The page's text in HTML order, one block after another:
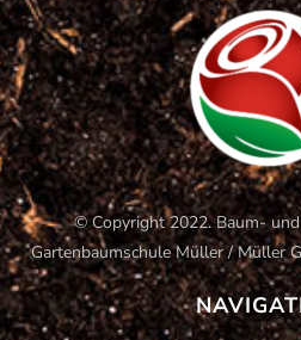
© Copyright 2022. Baum-
Gartenbaumschule Müller / Müller